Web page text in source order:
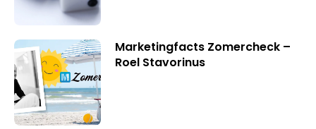
Marketingfacts Zomercheck –
Roel Stavorinus